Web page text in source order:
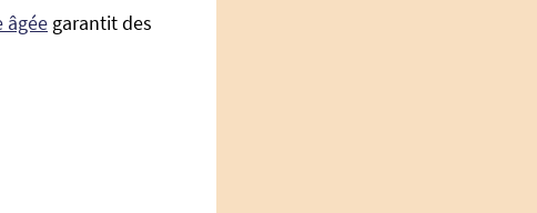
âgée garantit des